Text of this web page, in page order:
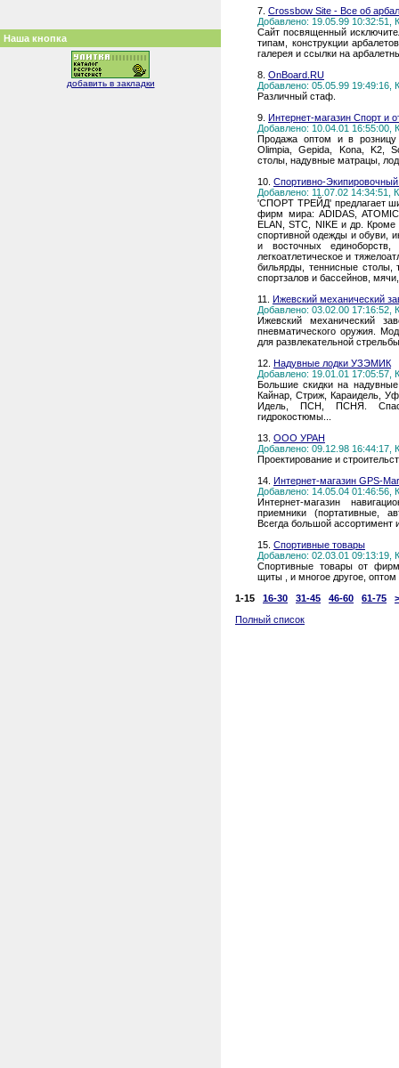
Наша кнопка
добавить в закладки
7. Crossbow Site - Все об
Добавлено: 19.05.99 10:32:51,
Сайт посвященный
типам, конструкции
галерея и ссылки на
8. OnBoard.RU
Добавлено: 05.05.99 19:49:16,
Различный стаф.
9. Интернет-магазин Спорт и
Добавлено: 10.04.01 16:55:00,
Продажа оптом и в розницу
Olimpia, Gepida, Kona, K2,
столы, надувные матрацы,
10. Спортивно-
Добавлено: 11.07.02 14:34:51,
'СПОРТ ТРЕЙД' предлагает
фирм мира: ADIDAS,
ELAN, STC, NIKE и др.
спортивной одежды и обуви,
и восточных
легкоатлетическое и
бильярды, теннисные столы,
спортзалов и бассейнов,
11. Ижевский механический
Добавлено: 03.02.00 17:16:52,
Ижевский механический
пневматического оружия.
для развлекательной
12. Надувные лодки УЗЭМИК
Добавлено: 19.01.01 17:05:57,
Большие скидки на
Кайнар, Стриж, Караидель,
Идель, ПСН, ПСНЯ.
гидрокостюмы...
13. ООО УРАН
Добавлено: 09.12.98 16:44:17,
Проектирование и
14. Интернет-магазин GPS-
Добавлено: 14.05.04 01:46:56,
Интернет-магазин
приемники (портативные,
Всегда большой ассортимент
15. Спортивные товары
Добавлено: 02.03.01 09:13:19,
Спортивные товары от
щиты , и многое другое, оптом
1-15
16-30 31-45 46-60 61-75
Полный список